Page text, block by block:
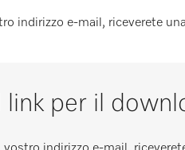
indirizzo e-mail, riceverete
link per il